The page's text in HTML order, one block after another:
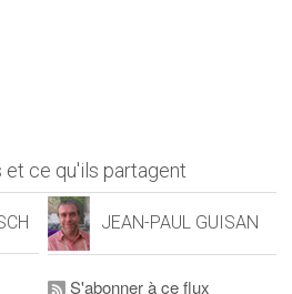
et ce qu'ils partagent
JEAN-PAUL GUISAN
S'abonner à ce flux